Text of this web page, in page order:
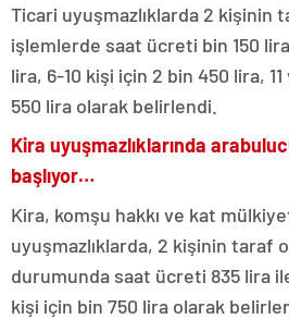
Ticari uyuşmazlıklarda 2 kişinin
işlemlerde saat ücreti bin 150
lira, 6-10 kişi için 2 bin 450 lira,
550 lira olarak belirlendi.
Kira uyuşmazlıklarında
başlıyor…
Kira, komşu hakkı ve kat
uyuşmazlıklarda, 2 kişinin taraf
durumunda saat ücreti 835 lira
kişi için bin 750 lira olarak